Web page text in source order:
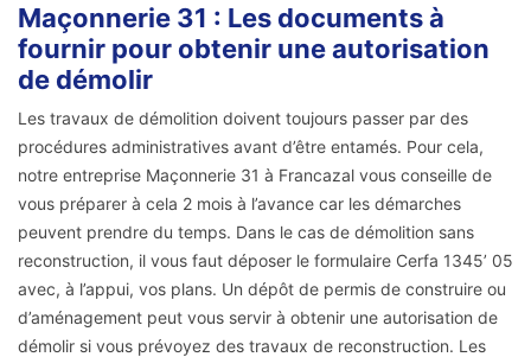
Maçonnerie 31 : Les documents à
fournir pour obtenir une autorisation
de démolir
Les travaux de démolition doivent toujours passer par des
procédures administratives avant d’être entamés. Pour cela,
notre entreprise Maçonnerie 31 à Francazal vous conseille de
vous préparer à cela 2 mois à l’avance car les démarches
peuvent prendre du temps. Dans le cas de démolition sans
reconstruction, il vous faut déposer le formulaire Cerfa 1345’ 05
avec, à l’appui, vos plans. Un dépôt de permis de construire ou
d’aménagement peut vous servir à obtenir une autorisation de
démolir si vous prévoyez des travaux de reconstruction. Les